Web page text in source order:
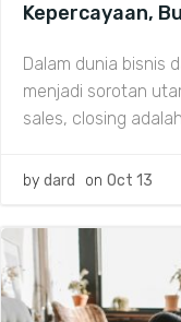
Kepercayaan,
Dalam dunia bisnis
menjadi sorotan
sales, closing
by dard on Oct 13